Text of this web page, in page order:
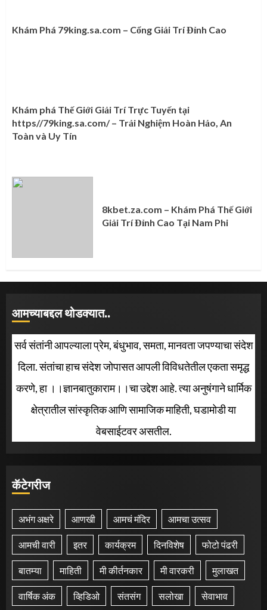
Khám Phá 79king.sa.com – Cổng Giải Trí Đỉnh Cao
Khám phá Thế Giới Giải Trí Trực Tuyến tại
https//79king.sa.com/ – Trải Nghiệm Hoàn Hảo, An
Toàn và Uy Tín
8kbet.za.com – Khám Phá Thế Giới
Giải Trí Đỉnh Cao Tại Nam Phi
आमच्याबद्दल थोडक्यात..
सर्व संतांनी आपल्याला प्रेम, बंधुभाव, समता, मानवता जपण्याचा संदेश
दिला. संतांचा हाच संदेश जोपासत आपली विविधतेतील एकता समृद्ध
करणे, हा ।।ज्ञानबातुकाराम।।चा उद्देश आहे. त्या अनुषंगाने धार्मिक
क्षेत्रातील सांस्कृतिक आणि सामाजिक माहिती, घडामोडी या
वेबसाईटवर असतील.
कॅटेगरीज
अभंग अक्षरे आणखी आमचं मंदिर आमचा उत्सव
आमची वारी इतर कार्यक्रम दिनविशेष फोटो पंढरी
बातम्या माहिती मी कीर्तनकार मी वारकरी मुलाखत
वार्षिक अंक व्हिडिओ संतसंग सलोखा सेवाभाव